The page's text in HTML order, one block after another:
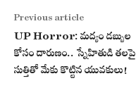
Previous article
UP Horror: మద్యం డబ్బుల
కోసం దారుణం.. స్నేహితుడి తలపై
సుత్తితో మేకు కొట్టిన యువకులు!